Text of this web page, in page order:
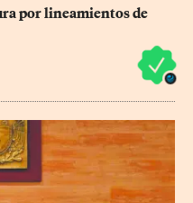
por lineamientos de